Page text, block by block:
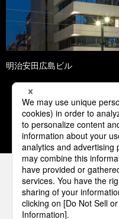
明治安田広島ビル
1 2
パナソニックの